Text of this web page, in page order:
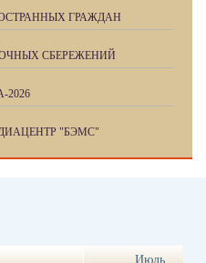
ГРАЖДАН
СБЕРЕЖЕНИЙ
2026
"БЭМС"
Июль